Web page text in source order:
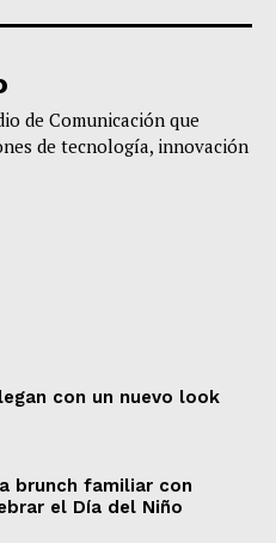
de Comunicación que
de tecnología, innovación
con un nuevo look
brunch familiar con
el Día del Niño